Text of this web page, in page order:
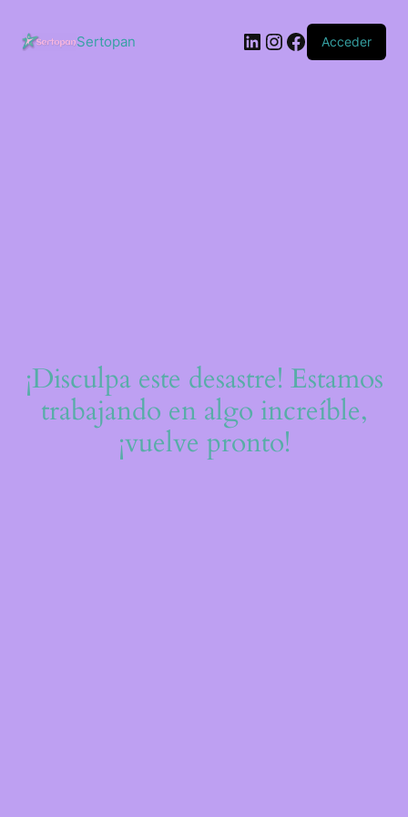
contenido
Sertopan LinkedIn
Instagram
Facebook
Acceder
¡Disculpa este desastre! Estamos
trabajando en algo increíble,
¡vuelve pronto!